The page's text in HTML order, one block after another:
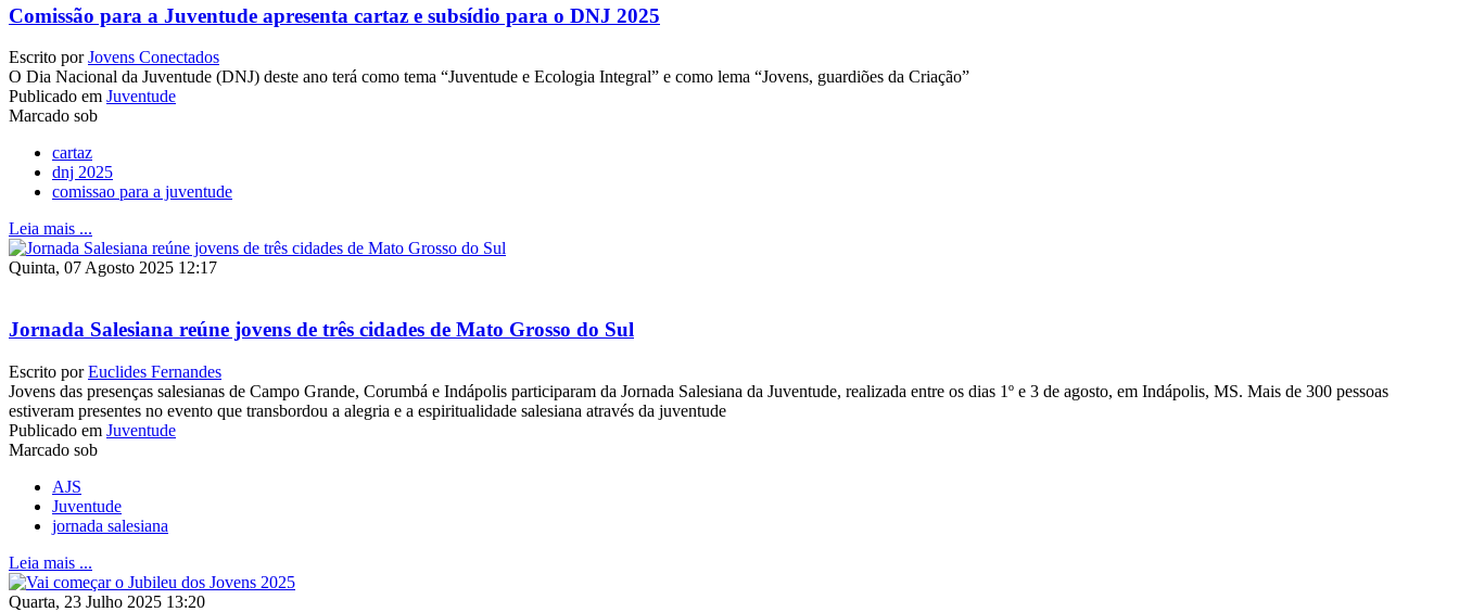
Comissão para a Juventude apresenta cartaz e subsídio para o DNJ 2025
Escrito porJovens Conectados
O Dia Nacional da Juventude (DNJ) deste ano terá como tema “Juventude e Ecologia Integral” e como lema “Jovens, guardiões da Criação”
Publicado em Juventude
Marcado sob
cartaz
dnj 2025
comissao para a juventude
Leia mais ...
Quinta, 07 Agosto 2025 12:17
Jornada Salesiana reúne jovens de três cidades de Mato Grosso do Sul
Escrito porEuclides Fernandes
Jovens das presenças salesianas de Campo Grande, Corumbá e Indápolis participaram da Jornada Salesiana da Juventude, realizada entre os dias 1º e 3 de agosto, em Indápolis, MS. Mais de 300 pessoas
estiveram presentes no evento que transbordou a alegria e a espiritualidade salesiana através da juventude
Publicado em Juventude
Marcado sob
AJS
Juventude
jornada salesiana
Leia mais ...
Quarta, 23 Julho 2025 13:20